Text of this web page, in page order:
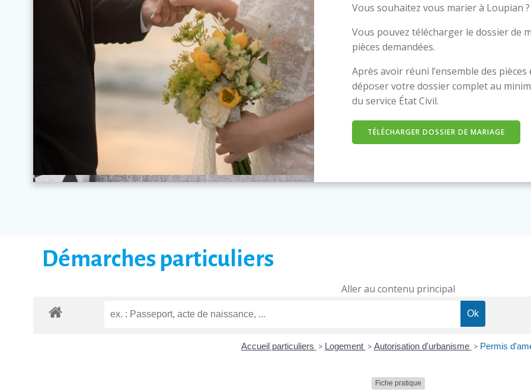
Vous souhaitez vous marier à Loupian ?
Vous pouvez télécharger le dossier de
pièces demandées.
Après avoir réuni l’ensemble des
déposer votre dossier complet au
du service État Civil.
TÉLÉCHARGER DOSSIER DE MARIAGE
Démarches particuliers
Aller au contenu principal
Accueil particuliers > Logement > Autorisation d'urbanisme > Permis
Fiche pratique